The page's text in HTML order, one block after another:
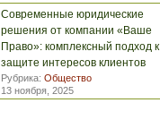
Современные юридические
решения от компании «Ваше
Право»: комплексный подход к
защите интересов клиентов
Рубрика: Общество
13 ноября, 2025